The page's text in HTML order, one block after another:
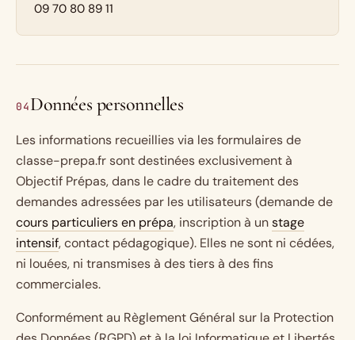
09 70 80 89 11
04Données personnelles
Les informations recueillies via les formulaires de
classe-prepa.fr sont destinées exclusivement à
Objectif Prépas, dans le cadre du traitement des
demandes adressées par les utilisateurs (demande de
cours particuliers en prépa, inscription à unstage
intensif, contact pédagogique). Elles ne sont ni cédées,
ni louées, ni transmises à des tiers à des fins
commerciales.
Conformément au Règlement Général sur la Protection